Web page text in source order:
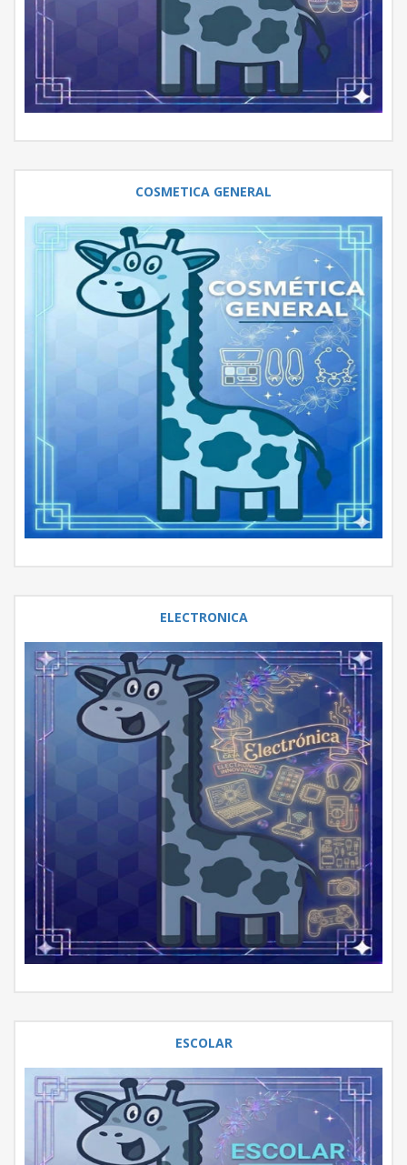
COSMETICA GENERAL
ELECTRONICA
ESCOLAR